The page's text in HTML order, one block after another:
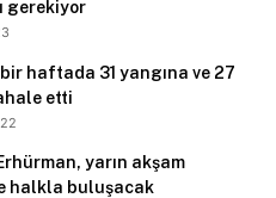
gerekiyor
haftada 31 yangına ve 27
etti
yarın akşam
halkla buluşacak